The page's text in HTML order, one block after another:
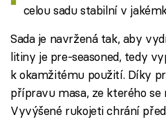
celou sadu stabilní v
Sada je navržená tak, aby
litiny je pre-seasoned, tedy
k okamžitému použití. Díky
přípravu masa, ze kterého
Vyvýšené rukojeti chrání